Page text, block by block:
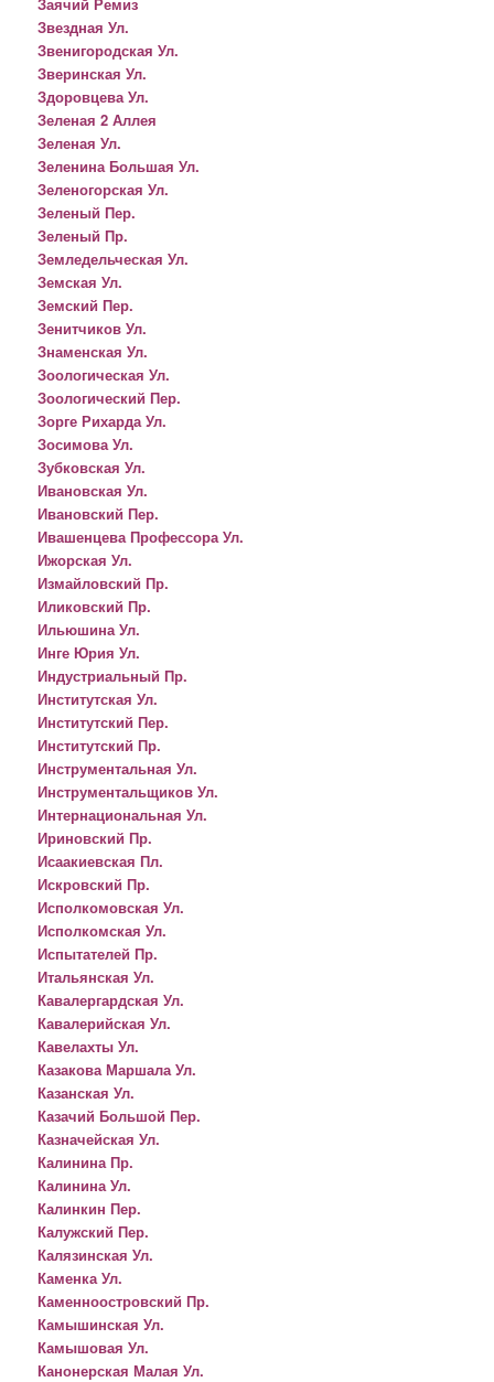
Звездная Ул.
Звенигородская Ул.
Зверинская Ул.
Здоровцева Ул.
Зеленая 2 Аллея
Зеленая Ул.
Зеленина Большая Ул.
Зеленогорская Ул.
Зеленый Пер.
Зеленый Пр.
Земледельческая Ул.
Земская Ул.
Земский Пер.
Зенитчиков Ул.
Знаменская Ул.
Зоологическая Ул.
Зоологический Пер.
Зорге Рихарда Ул.
Зосимова Ул.
Зубковская Ул.
Ивановская Ул.
Ивановский Пер.
Ивашенцева Профессора Ул.
Ижорская Ул.
Измайловский Пр.
Иликовский Пр.
Ильюшина Ул.
Инге Юрия Ул.
Индустриальный Пр.
Институтская Ул.
Институтский Пер.
Институтский Пр.
Инструментальная Ул.
Инструментальщиков Ул.
Интернациональная Ул.
Ириновский Пр.
Исаакиевская Пл.
Искровский Пр.
Исполкомовская Ул.
Исполкомская Ул.
Испытателей Пр.
Итальянская Ул.
Кавалергардская Ул.
Кавалерийская Ул.
Кавелахты Ул.
Казакова Маршала Ул.
Казанская Ул.
Казачий Большой Пер.
Казначейская Ул.
Калинина Пр.
Калинина Ул.
Калинкин Пер.
Калужский Пер.
Калязинская Ул.
Каменка Ул.
Каменноостровский Пр.
Камышинская Ул.
Камышовая Ул.
Канонерская Малая Ул.